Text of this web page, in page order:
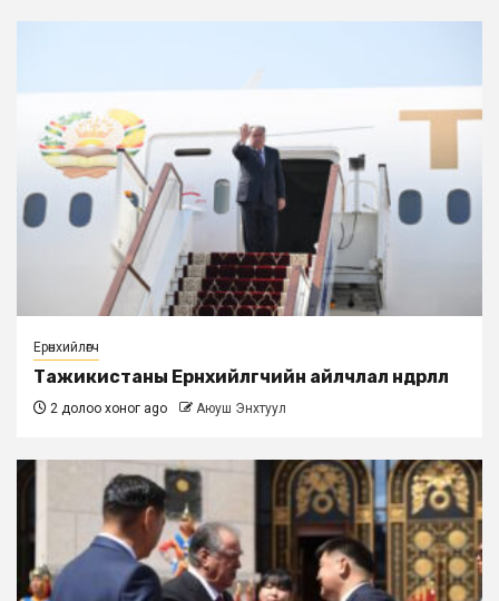
Ерөнхийлөгч
Тажикистаны Ерөнхийлөгчийн айлчлал өндөрлөлөө
2 долоо хоног ago Аюуш Энхтуул